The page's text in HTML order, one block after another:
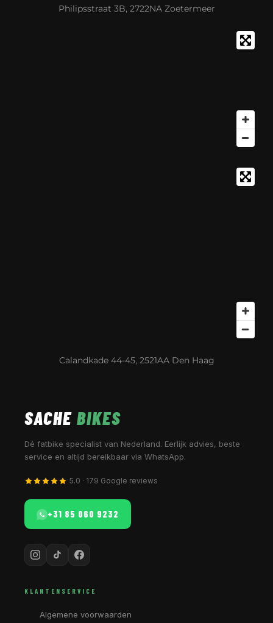
Philipsstraat 3B, 2722NA Zoetermeer
Calandkade 44-45, 2521AA Den Haag
SACHE BIKES
Dé fatbike specialist van Nederland. Eerlijk advies, beste
service en altijd bereikbaar via WhatsApp.
5.0 · 179 Google reviews
+31 85 060 9232
KLANTENSERVICE
Algemene voorwaarden